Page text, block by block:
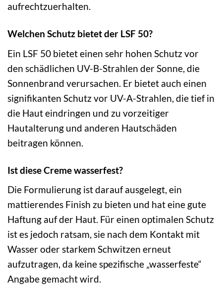
aufrechtzuerhalten.
Welchen Schutz bietet der LSF 50?
Ein LSF 50 bietet einen sehr hohen Schutz vor
den schädlichen UV-B-Strahlen der Sonne, die
Sonnenbrand verursachen. Er bietet auch einen
signifikanten Schutz vor UV-A-Strahlen, die tief in
die Haut eindringen und zu vorzeitiger
Hautalterung und anderen Hautschäden
beitragen können.
Ist diese Creme wasserfest?
Die Formulierung ist darauf ausgelegt, ein
mattierendes Finish zu bieten und hat eine gute
Haftung auf der Haut. Für einen optimalen Schutz
ist es jedoch ratsam, sie nach dem Kontakt mit
Wasser oder starkem Schwitzen erneut
aufzutragen, da keine spezifische „wasserfeste“
Angabe gemacht wird.